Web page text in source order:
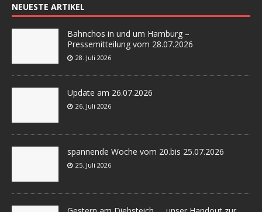
NEUESTE ARTIKEL
Bahnchos in und um Hamburg –
Pressemitteilung vom 28.07.2026
28. Juli 2026
Update am 26.07.2026
26. Juli 2026
spannende Woche vom 20.bis 25.07.2026
25. Juli 2026